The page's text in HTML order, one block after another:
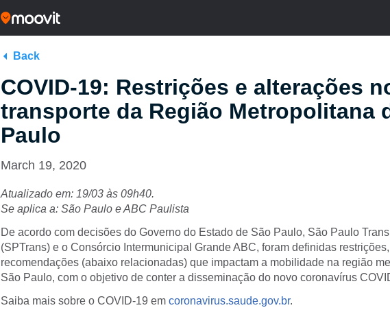
Back
COVID-19: Restrições e alterações
transporte da Região Metropolitana
Paulo
March 19, 2020
Atualizado em: 19/03 às 09h40.
Se aplica a: São Paulo e ABC Paulista
De acordo com decisões do Governo do Estado de São Paulo, São Paulo
(SPTrans) e o Consórcio Intermunicipal Grande ABC, foram definidas
recomendações (abaixo relacionadas) que impactam a mobilidade na região
São Paulo, com o objetivo de conter a disseminação do novo coronavírus
Saiba mais sobre o COVID-19 em coronavirus.saude.gov.br.